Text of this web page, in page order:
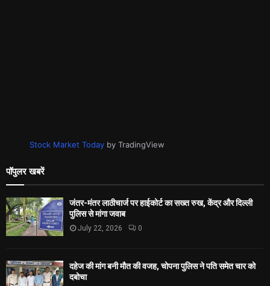
Stock Market Today by TradingView
पॉपुलर खबरें
जंतर-मंतर लाठीचार्ज पर हाईकोर्ट का सख्त रुख, केंद्र और दिल्ली
पुलिस से मांगा जवाब
July 22, 2026 0
दहेज की मांग बनी मौत की वजह, चोपना पुलिस ने पति समेत चार को
दबोचा